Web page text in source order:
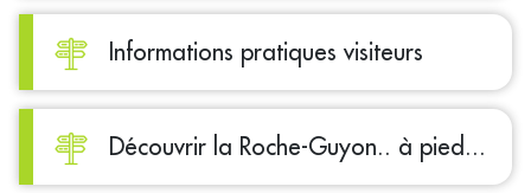
Informations pratiques visiteurs
Découvrir la Roche-Guyon.. à pied...